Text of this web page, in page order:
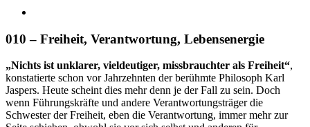
Bild
010 – Freiheit, Verantwortung, Lebensenergie
„Nichts ist unklarer, vieldeutiger, missbrauchter als Freiheit“,
konstatierte schon vor Jahrzehnten der berühmte Philosoph Karl
Jaspers. Heute scheint dies mehr denn je der Fall zu sein. Doch
wenn Führungskräfte und andere Verantwortungsträger die
Schwester der Freiheit, eben die Verantwortung, immer mehr zur